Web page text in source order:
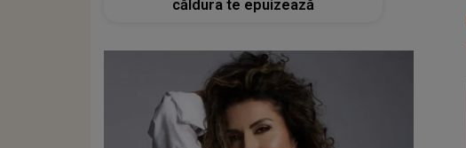
căldura te epuizează